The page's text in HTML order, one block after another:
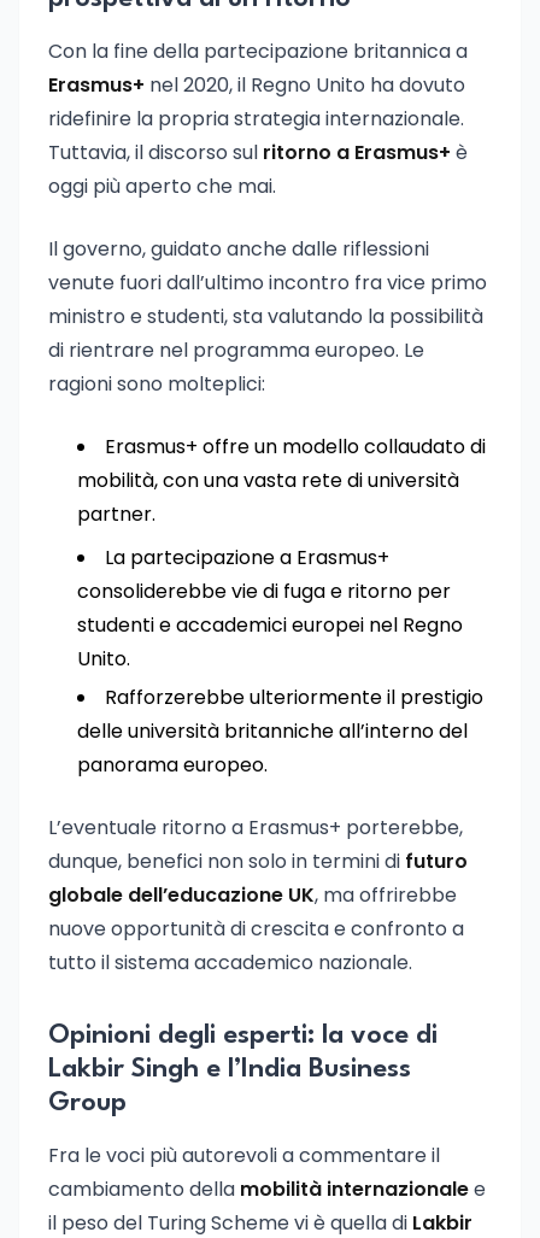
Con la fine della partecipazione britannica a
Erasmus+ nel 2020, il Regno Unito ha dovuto
ridefinire la propria strategia internazionale.
Tuttavia, il discorso sul ritorno a Erasmus+ è
oggi più aperto che mai.
Il governo, guidato anche dalle riflessioni
venute fuori dall’ultimo incontro fra vice primo
ministro e studenti, sta valutando la possibilità
di rientrare nel programma europeo. Le
ragioni sono molteplici:
Erasmus+ offre un modello collaudato di
mobilità, con una vasta rete di università
partner.
La partecipazione a Erasmus+
consoliderebbe vie di fuga e ritorno per
studenti e accademici europei nel Regno
Unito.
Rafforzerebbe ulteriormente il prestigio
delle università britanniche all’interno del
panorama europeo.
L’eventuale ritorno a Erasmus+ porterebbe,
dunque, benefici non solo in termini di futuro
globale dell’educazione UK, ma offrirebbe
nuove opportunità di crescita e confronto a
tutto il sistema accademico nazionale.
Opinioni degli esperti: la voce di
Lakbir Singh e l’India Business
Group
Fra le voci più autorevoli a commentare il
cambiamento della mobilità internazionalee
il peso del Turing Scheme vi è quella di Lakbir